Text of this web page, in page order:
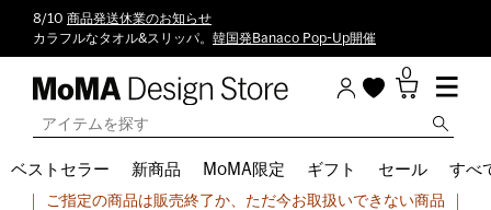
8/10 商品発送休業のお知らせ
カラフルなタオル&スリッパ。 韓国発Banaco Pop-Up開催
0
ベストセラー 新商品 MoMA限定 ギフト セール すべ
申し訳ございません。
ご指定の商品は販売終了か、ただ今お取扱いできない商品